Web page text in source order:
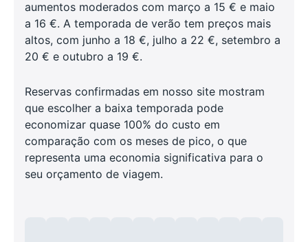
aumentos moderados com março a 15 € e maio
a 16 €. A temporada de verão tem preços mais
altos, com junho a 18 €, julho a 22 €, setembro a
20 € e outubro a 19 €.
Reservas confirmadas em nosso site mostram
que escolher a baixa temporada pode
economizar quase 100% do custo em
comparação com os meses de pico, o que
representa uma economia significativa para o
seu orçamento de viagem.